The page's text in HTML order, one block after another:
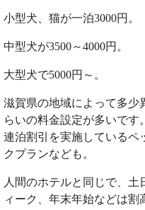
小型犬、猫が一泊3000円。
中型犬が3500～4000円。
大型犬で5000円～。
滋賀県の地域によって多少
らいの料金設定が多いです。
連泊割引を実施しているペ
クプランなども。
人間のホテルと同じで、土
ィーク、年末年始などは割